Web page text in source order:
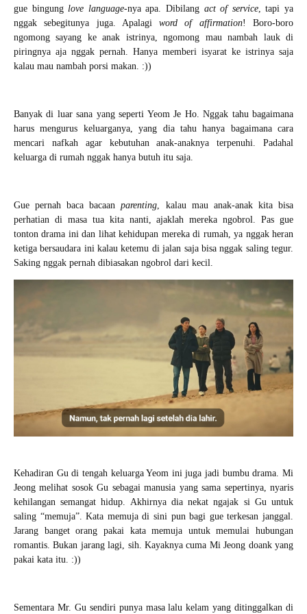
gue bingung love language-nya apa. Dibilang act of service, tapi ya
nggak sebegitunya juga. Apalagiword of affirmation! Boro-boro
ngomong sayang ke anak istrinya, ngomong mau nambah lauk di
piringnya aja nggak pernah. Hanya memberi isyarat ke istrinya saja
kalau mau nambah porsi makan. :))
Banyak di luar sana yang seperti Yeom Je Ho. Nggak tahu bagaimana
harus mengurus keluarganya, yang dia tahu hanya bagaimana cara
mencari nafkah agar kebutuhan anak-anaknya terpenuhi. Padahal
keluarga di rumah nggak hanya butuh itu saja.
Gue pernah baca bacaanparenting , kalau mau anak-anak kita bisa
perhatian di masa tua kita nanti, ajaklah mereka ngobrol. Pas gue
tonton drama ini dan lihat kehidupan mereka di rumah, ya nggak heran
ketiga bersaudara ini kalau ketemu di jalan saja bisa nggak saling tegur.
Saking nggak pernah dibiasakan ngobrol dari kecil.
Kehadiran Gu di tengah keluarga Yeom ini juga jadi bumbu drama. Mi
Jeong melihat sosok Gu sebagai manusia yang sama sepertinya, nyaris
kehilangan semangat hidup. Akhirnya dia nekat ngajak si Gu untuk
saling “memuja”. Kata memuja di sini pun bagi gue terkesan janggal.
Jarang banget orang pakai kata memuja untuk memulai hubungan
romantis. Bukan jarang lagi, sih. Kayaknya cuma Mi Jeong doank yang
pakai kata itu. :))
Sementara Mr. Gu sendiri punya masa lalu kelam yang ditinggalkan di